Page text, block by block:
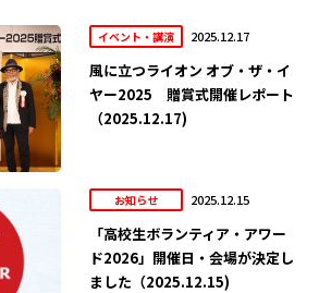
イベント・講演 2025.12.17
風に立つライオン オブ・ザ・イ
ヤー2025 贈賞式開催レポート
（2025.12.17)
お知らせ 2025.12.15
「高校生ボランティア・アワー
ド2026」開催日・会場が決定し
ました（2025.12.15)